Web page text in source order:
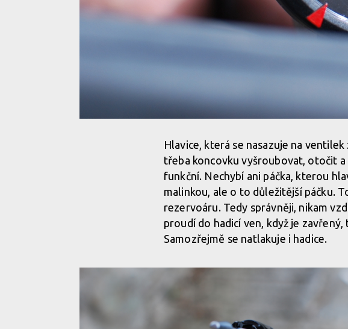
Hlavice, která se nasazuje na
třeba koncovku vyšroubovat, otočit
funkční. Nechybí ani páčka, kterou
malinkou, ale o to důležitější páčku.
rezervoáru. Tedy správněji, nikam
proudí do hadicí ven, když je
Samozřejmě se natlakuje i hadice.